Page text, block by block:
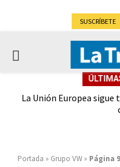
SUSCRÍBETE
PRIMARY
La Unión Europea sigue
Portada » Grupo VW » Página 9